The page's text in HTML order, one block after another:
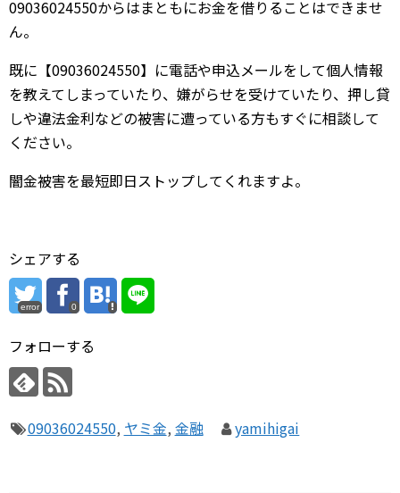
09036024550からはまともにお金を借りることはできませ
ん。
既に【09036024550】に電話や申込メールをして個人情報
を教えてしまっていたり、嫌がらせを受けていたり、押し貸
しや違法金利などの被害に遭っている方もすぐに相談して
ください。
闇金被害を最短即日ストップしてくれますよ。
シェアする
error 0
フォローする
09036024550, ヤミ金, 金融 yamihigai